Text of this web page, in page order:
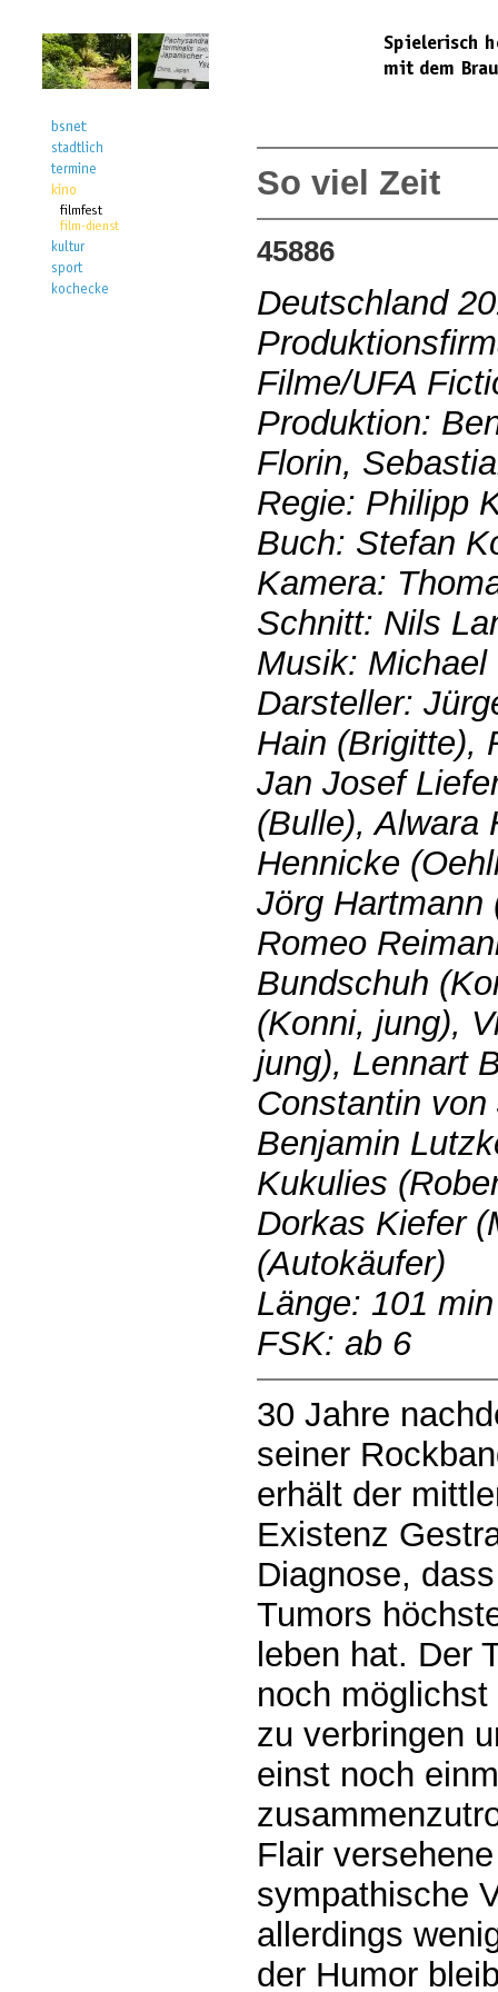
So viel Zeit
45886
Deutschland
Filme/UFA
Produktion:
Florin,
Regie: Philipp
Buch: Stefan
Kamera:
Schnitt: Nils
Musik: Michael
Darsteller:
Hain (Brigitte),
Jan Josef
(Bulle), Alwara
Hennicke
Jörg Hartmann
Romeo
Bundschuh
(Konni, jung),
jung), Lennart
Constantin
Benjamin
Kukulies
Dorkas Kiefer
(Autokäufer)
Länge: 101 min
FSK: ab 6
30 Jahre
seiner
erhält der
Existenz
Diagnose,
Tumors
leben hat. Der
noch
zu verbringen
einst noch
Flair
sympathische
allerdings
der Humor